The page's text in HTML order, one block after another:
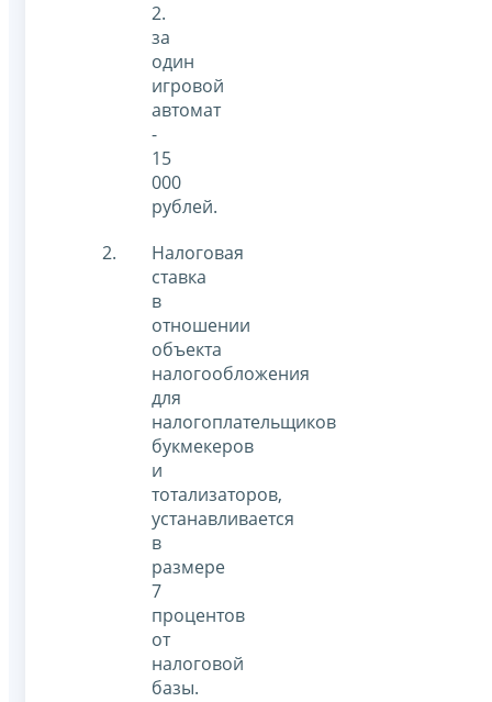
2.
за
один
игровой
автомат
-
15
000
рублей.
Налоговая
ставка
в
отношении
объекта
налогообложения
для
налогоплательщиков
букмекеров
и
тотализаторов,
устанавливается
в
размере
7
процентов
от
налоговой
базы.